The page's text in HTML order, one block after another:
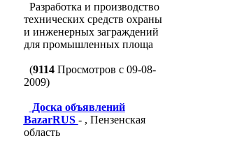
Разработка и производство
технических средств охраны
и инженерных заграждений
для промышленных площа
(9114Просмотров с 09-08-
2009)
Доска объявлений
BazarRUS - , Пензенская
область